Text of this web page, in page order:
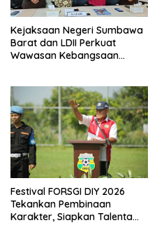
Kejaksaan Negeri Sumbawa
Barat dan LDII Perkuat
Wawasan Kebangsaan
Festival FORSGI DIY 2026
Tekankan Pembinaan
Karakter, Siapkan Talenta